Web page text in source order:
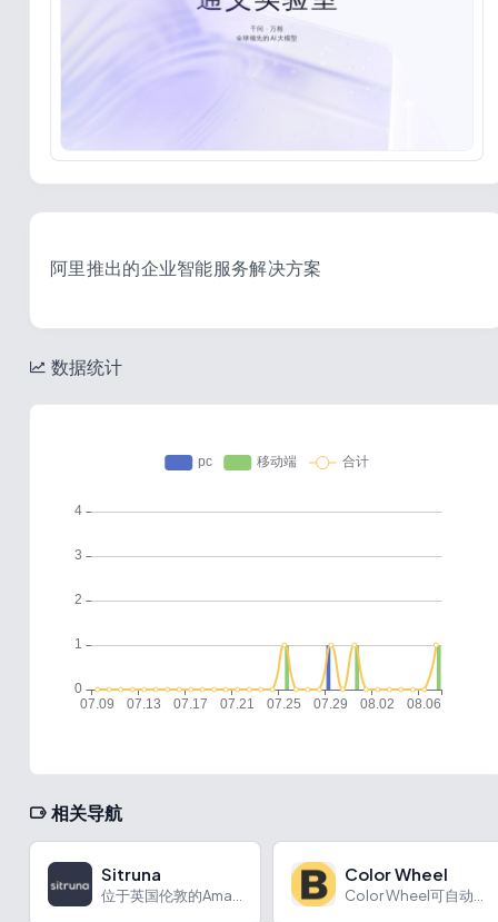
阿里推出的企业智能服务解决方案
数据统计
相关导航
Sitruna Color Wheel